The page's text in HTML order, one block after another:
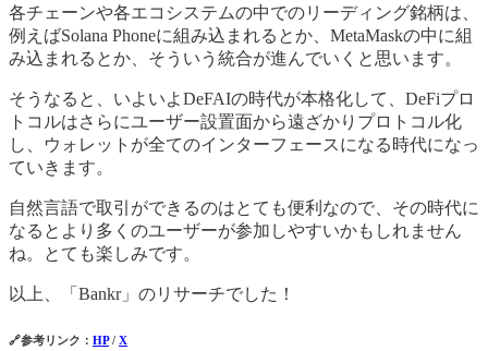
各チェーンや各エコシステムの中でのリーディング銘柄は、
例えばSolana Phoneに組み込まれるとか、MetaMaskの中に組
み込まれるとか、そういう統合が進んでいくと思います。
そうなると、いよいよDeFAIの時代が本格化して、DeFiプロ
トコルはさらにユーザー設置面から遠ざかりプロトコル化
し、ウォレットが全てのインターフェースになる時代になっ
ていきます。
自然言語で取引ができるのはとても便利なので、その時代に
なるとより多くのユーザーが参加しやすいかもしれません
ね。とても楽しみです。
以上、「Bankr」のリサーチでした！
🔗参考リンク： HP/ X